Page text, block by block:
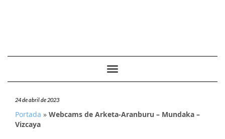
Cambiar modo de navegación
24 de abril de 2023
Portada » Webcams de Arketa-Aranburu – Mundaka –
Vizcaya